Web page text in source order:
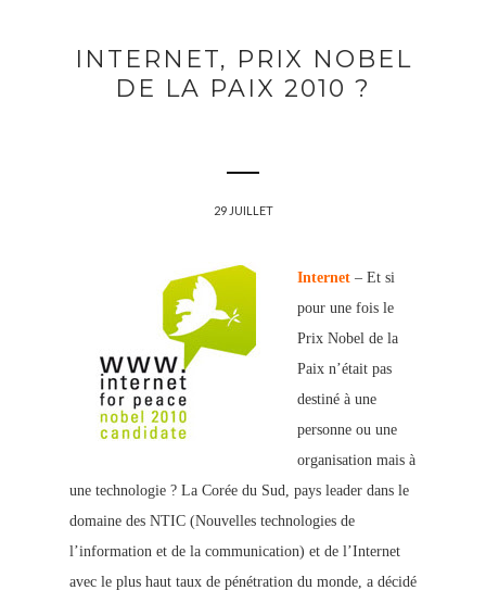
INTERNET, PRIX NOBEL
DE LA PAIX 2010 ?
29 JUILLET
Internet – Et si
pour une fois le
Prix Nobel de la
Paix n’était pas
destiné à une
personne ou une
organisation mais à
une technologie ? La Corée du Sud, pays leader dans le
domaine des NTIC (Nouvelles technologies de
l’information et de la communication) et de l’Internet
avec le plus haut taux de pénétration du monde, a décidé